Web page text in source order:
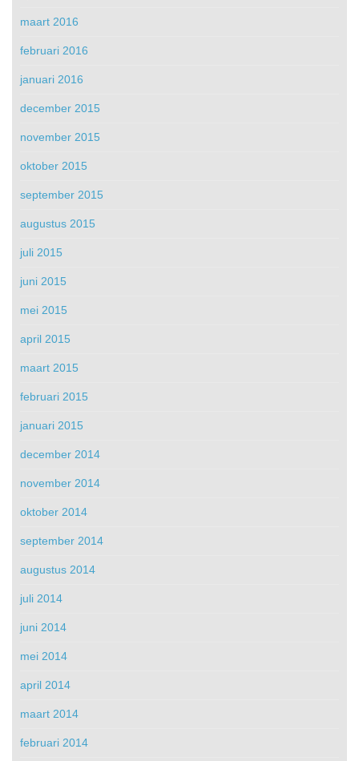
maart 2016
februari 2016
januari 2016
december 2015
november 2015
oktober 2015
september 2015
augustus 2015
juli 2015
juni 2015
mei 2015
april 2015
maart 2015
februari 2015
januari 2015
december 2014
november 2014
oktober 2014
september 2014
augustus 2014
juli 2014
juni 2014
mei 2014
april 2014
maart 2014
februari 2014